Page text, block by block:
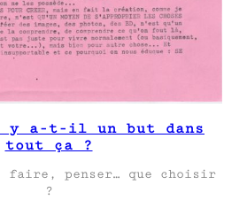
y a-t-il un but dans
tout ça ?
penser… que choisir
?